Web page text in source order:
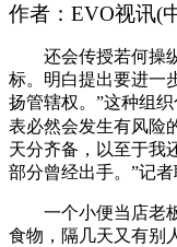
作者：EVO视讯(
还会传授若何操纵
标。明白提出要进一
扬管辖权。”这种组
表必然会发生有风险
天分齐备，以至于我
部分曾经出手。”记
一个小便当店老板
食物，隔几天又有别